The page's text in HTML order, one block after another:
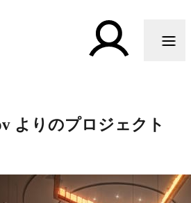
よりのプロジェクト